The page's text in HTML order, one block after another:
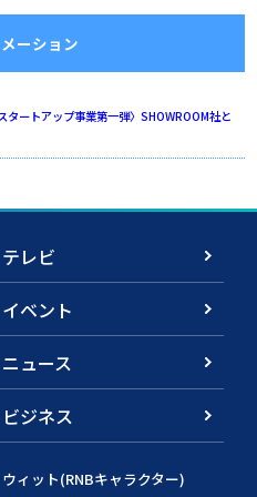
ーション
ートアップ事業第一弾〉SHOWROOM社と
テレビ
イベント
ニュース
ビジネス
ウィット(RNBキャラクター)